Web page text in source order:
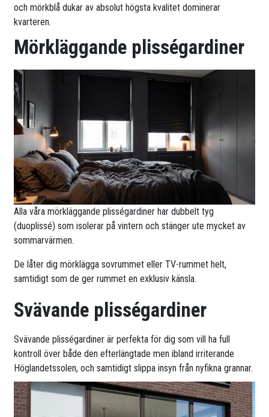
och mörkblå dukar av absolut högsta kvalitet dominerar
kvarteren.
Mörkläggande plisségardiner
Alla våra mörkläggande plisségardiner har dubbelt tyg
(duoplissé) som isolerar på vintern och stänger ute mycket av
sommarvärmen.
De låter dig mörklägga sovrummet eller TV-rummet helt,
samtidigt som de ger rummet en exklusiv känsla.
Svävande plisségardiner
Svävande plisségardiner är perfekta för dig som vill ha full
kontroll över både den efterlängtade men ibland irriterande
Höglandetssolen, och samtidigt slippa insyn från nyfikna grannar.